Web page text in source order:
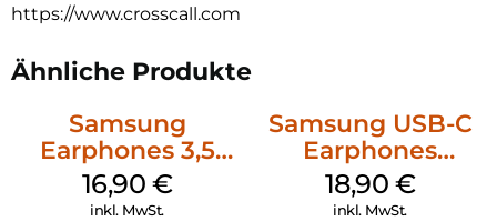
um sofort und gleichzeitig mit mehreren Personen zu
bei voller Lautstärke dank der beachtlichen Akkukapazität
IP67 wasserdicht, widersteht dem Drop-Test bei 1,8 m und
bietet eine Garantie von 2 Jahren.
Aktualisierungen und Konfiguration Ihres Geräts.
https://www.crosscall.com
Ähnliche Produkte
Samsung
Earphones 3,5
mm Schwarz
16,90 €
inkl. MwSt.
Samsung USB-C
Earphones
Schwarz
18,90 €
inkl. MwSt.